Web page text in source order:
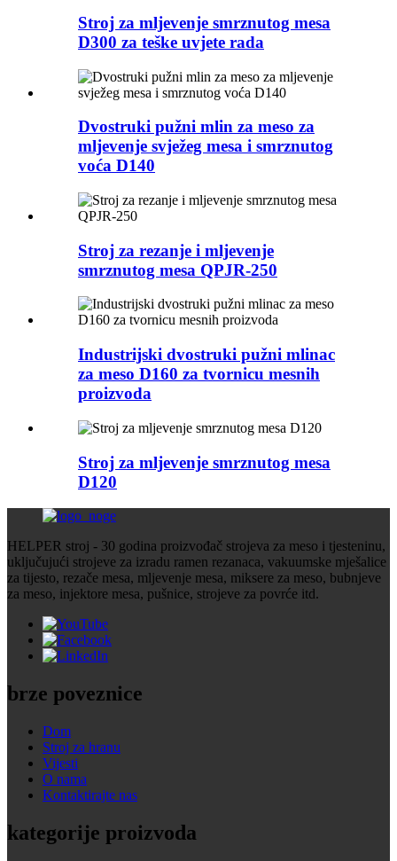
Stroj za mljevenje smrznutog mesa
D300 za teške uvjete rada
Dvostruki pužni mlin za meso za
mljevenje svježeg mesa i smrznutog
voća D140
Stroj za rezanje i mljevenje
smrznutog mesa QPJR-250
Industrijski dvostruki pužni mlinac
za meso D160 za tvornicu mesnih
proizvoda
Stroj za mljevenje smrznutog mesa
D120
HELPER stroj - 30 godina proizvođač strojeva za meso i tjesteninu,
uključujući strojeve za izradu ramen rezanaca, vakuumske mješalice
za tijesto, rezače mesa, mljevenje mesa, miksere za meso, bubnjeve
za meso, injektore mesa, pušnice, strojeve za povrće itd.
brze poveznice
Dom
Stroj za hranu
Vijesti
O nama
Kontaktirajte nas
kategorije proizvoda